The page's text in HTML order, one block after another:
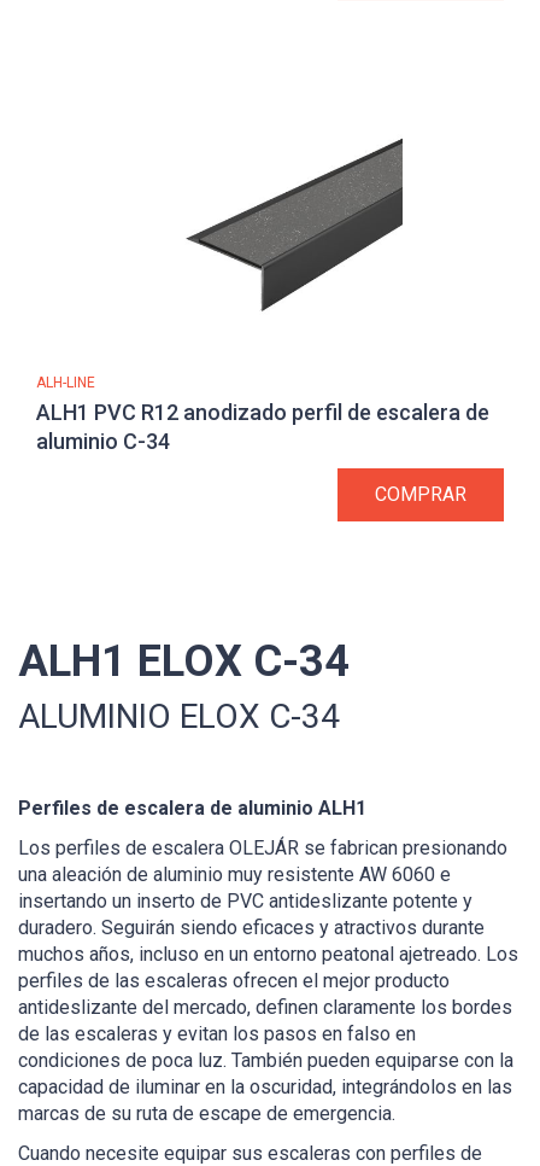
ALH-LINE
ALH1 PVC R12 anodizado perfil de escalera de
aluminio C-34
COMPRAR
ALH1 ELOX C-34
ALUMINIO ELOX C-34
Perfiles de escalera de aluminio ALH1
Los perfiles de escalera OLEJÁR se fabrican presionando
una aleación de aluminio muy resistente AW 6060 e
insertando un inserto de PVC antideslizante potente y
duradero. Seguirán siendo eficaces y atractivos durante
muchos años, incluso en un entorno peatonal ajetreado. Los
perfiles de las escaleras ofrecen el mejor producto
antideslizante del mercado, definen claramente los bordes
de las escaleras y evitan los pasos en falso en
condiciones de poca luz. También pueden equiparse con la
capacidad de iluminar en la oscuridad, integrándolos en las
marcas de su ruta de escape de emergencia.
Cuando necesite equipar sus escaleras con perfiles de